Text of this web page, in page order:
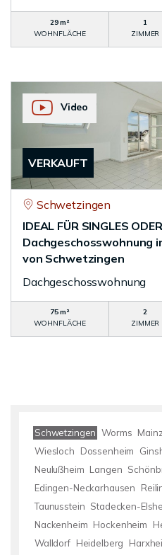
29 m²
WOHNFLÄCHE
1
ZIMMER
VERKAUFT
Video
Schwetzingen
IDEAL FÜR SINGLES
Dachgeschosswohnung
von Schwetzingen
Dachgeschosswohnung
75 m²
WOHNFLÄCHE
2
ZIMMER
Schwetzingen Worms
Wiesloch
Dossenheim
Neulußheim Langen
Edingen-Neckarhausen
Taunusstein Stadecken-
Nackenheim Hockenheim
Walldorf Heidelberg